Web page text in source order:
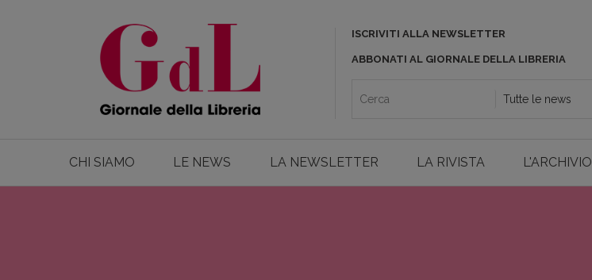
ISCRIVITI ALLA NEWSLETTER
ABBONATI AL GIORNALE DELLA LIBRERIA
CHI SIAMO LE NEWS LA NEWSLETTER LA RIVISTA L'ARCHIVIO